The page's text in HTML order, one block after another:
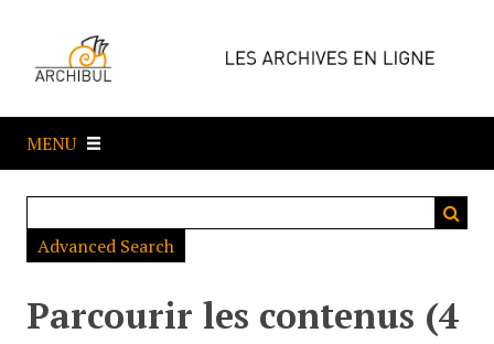
e
a
MENU
Advanced Search
Parcourir les contenus (4